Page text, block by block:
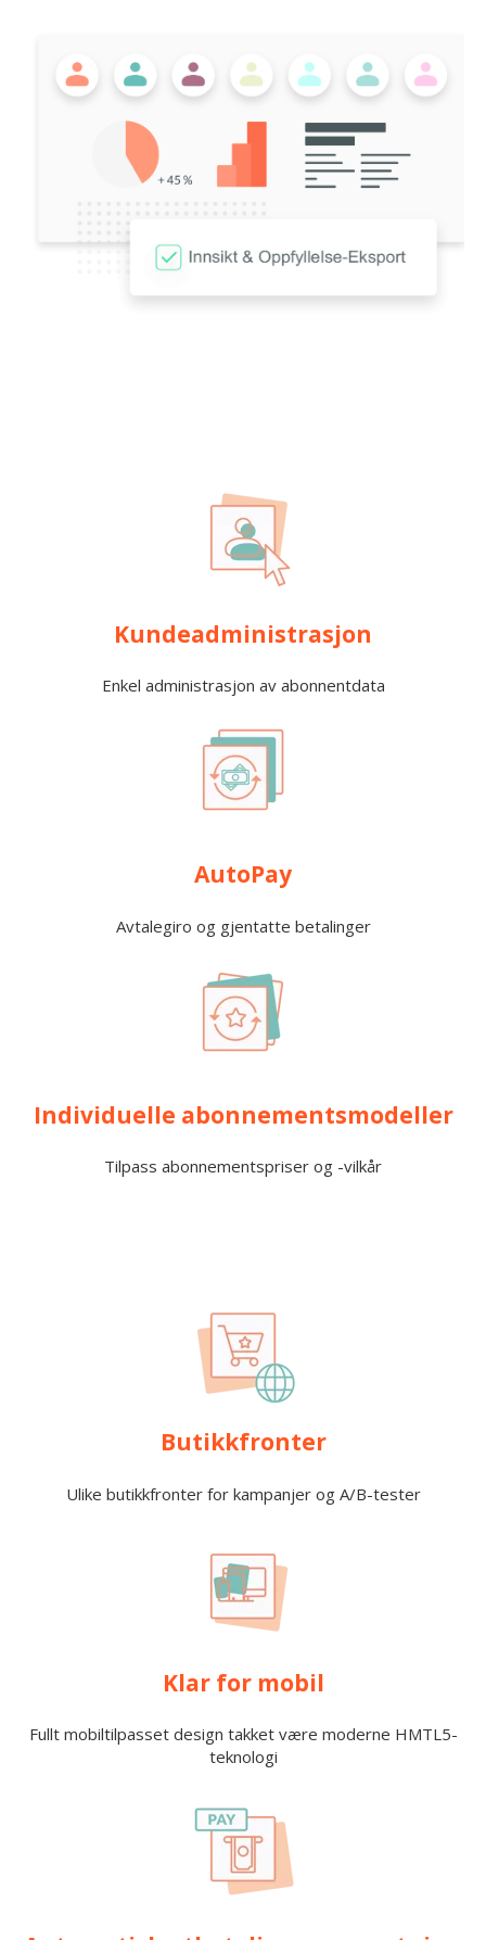
Kundeadministrasjon
Enkel administrasjon av abonnentdata
AutoPay
Avtalegiro og gjentatte betalinger
Individuelle abonnementsmodeller
Tilpass abonnementspriser og -vilkår
Butikkfronter
Ulike butikkfronter for kampanjer og A/B-tester
Klar for mobil
Fullt mobiltilpasset design takket være moderne HMTL5-
teknologi